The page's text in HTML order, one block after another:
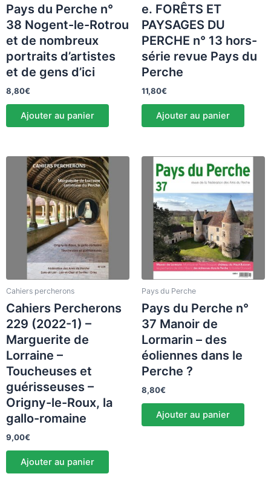
Pays du Perche n°
38 Nogent-le-Rotrou
et de nombreux
portraits d’artistes
et de gens d’ici
8,80€
Ajouter au panier
e. FORÊTS ET
PAYSAGES DU
PERCHE n° 13 hors-
série revue Pays du
Perche
11,80€
Ajouter au panier
Cahiers percherons
Cahiers Percherons
229 (2022-1) –
Marguerite de
Lorraine –
Toucheuses et
guérisseuses –
Origny-le-Roux, la
gallo-romaine
9,00€
Ajouter au panier
Pays du Perche
Pays du Perche n°
37 Manoir de
Lormarin – des
éoliennes dans le
Perche ?
8,80€
Ajouter au panier